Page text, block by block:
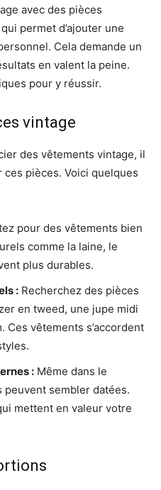
avec des pièces
permet d’ajouter une
Cela demande un
en valent la peine.
pour y réussir.
vintage
des vêtements vintage, il
pièces. Voici quelques
pour des vêtements bien
comme la laine, le
plus durables.
: Recherchez des pièces
en tweed, une jupe midi
Ces vêtements s’accordent
: Même dans le
sembler datées.
mettent en valeur votre